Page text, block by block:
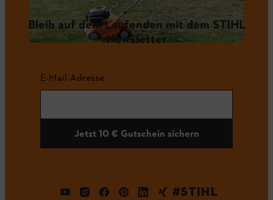
Bleib auf dem Laufenden mit dem STIHL
Newsletter
E-Mail-Adresse
Jetzt 10 € Gutschein sichern
#STIHL